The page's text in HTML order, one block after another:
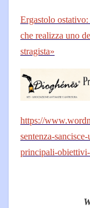
Ergastolo
che realizza uno
stragista»
https://
sentenza-
principali-